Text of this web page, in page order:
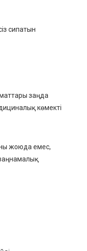
сипатын
заңда
көмекті
жоюда емес,
заңнамалық